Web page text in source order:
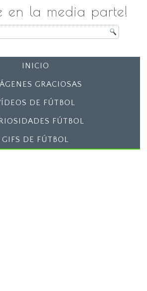
en la media parte!
INICIO
GRACIOSAS
DE FÚTBOL
FÚTBOL
GIFS DE FÚTBOL